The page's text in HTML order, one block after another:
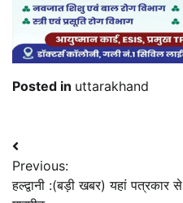
Posted in uttarakhand
Post
navigation
Previous:
हल्द्वानी :(बड़ी खबर) यहां पत्रकार से